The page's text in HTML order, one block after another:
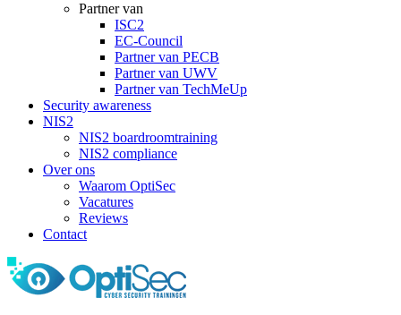
Partner van
ISC2
EC-Council
Partner van PECB
Partner van UWV
Partner van TechMeUp
Security awareness
NIS2
NIS2 boardroomtraining
NIS2 compliance
Over ons
Waarom OptiSec
Vacatures
Reviews
Contact